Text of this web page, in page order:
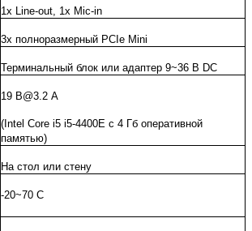
1x Line-out, 1x Mic-in
3х полноразмерный PCIe Mini
Терминальный блок или адаптер 9~36 В DC
19 В@3.2 A
(Intel Core i5 i5-4400E с 4 Гб оперативной
памятью)
На стол или стену
-20~70 C